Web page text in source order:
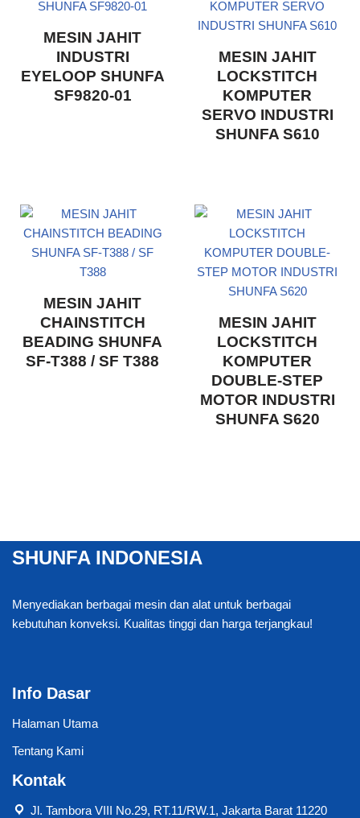
MESIN JAHIT
INDUSTRI
EYELOOP SHUNFA
SF9820-01
MESIN JAHIT
LOCKSTITCH
KOMPUTER
SERVO INDUSTRI
SHUNFA S610
MESIN JAHIT
CHAINSTITCH
BEADING SHUNFA
SF-T388 / SF T388
MESIN JAHIT
LOCKSTITCH
KOMPUTER
DOUBLE-STEP
MOTOR INDUSTRI
SHUNFA S620
SHUNFA INDONESIA
Menyediakan berbagai mesin dan alat untuk berbagai
kebutuhan konveksi. Kualitas tinggi dan harga terjangkau!
Info Dasar
Halaman Utama
Tentang Kami
Kontak
Jl. Tambora VIII No.29, RT.11/RW.1, Jakarta Barat 11220